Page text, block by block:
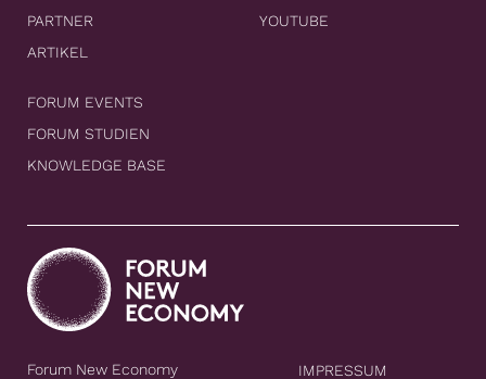
PARTNER
ARTIKEL
FORUM EVENTS
FORUM STUDIEN
KNOWLEDGE BASE
YOUTUBE
Forum New Economy IMPRESSUM